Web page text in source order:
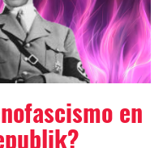
en